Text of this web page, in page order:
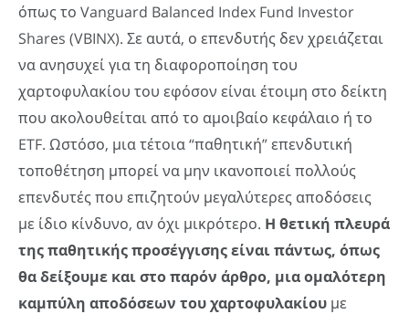
όπως το Vanguard Balanced Index Fund Investor
Shares (VBINX). Σε αυτά, ο επενδυτής δεν χρειάζεται
να ανησυχεί για τη διαφοροποίηση του
χαρτοφυλακίου του εφόσον είναι έτοιμη στο δείκτη
που ακολουθείται από το αμοιβαίο κεφάλαιο ή το
ETF. Ωστόσο, μια τέτοια “παθητική” επενδυτική
τοποθέτηση μπορεί να μην ικανοποιεί πολλούς
επενδυτές που επιζητούν μεγαλύτερες αποδόσεις
με ίδιο κίνδυνο, αν όχι μικρότερο. H θετική πλευρά
της παθητικής προσέγγισης είναι πάντως, όπως
θα δείξουμε και στο παρόν άρθρο, μια ομαλότερη
καμπύλη αποδόσεων του χαρτοφυλακίου με